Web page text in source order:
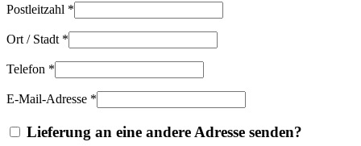
Postleitzahl *
Ort / Stadt *
Telefon *
E-Mail-Adresse *
Lieferung an eine andere Adresse senden?